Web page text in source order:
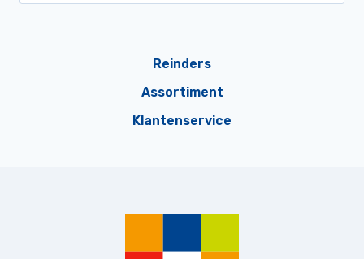
Reinders
Assortiment
Klantenservice